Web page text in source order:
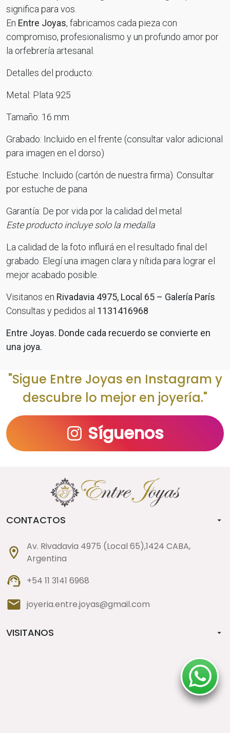
significa para vos.
En Entre Joyas, fabricamos cada pieza con
compromiso, profesionalismo y un profundo amor por
la orfebrería artesanal.
Detalles del producto:
Metal: Plata 925
Tamaño: 16 mm
Grabado: Incluido en el frente (consultar valor adicional
para imagen en el dorso)
Estuche: Incluido (cartón de nuestra firma). Consultar
por estuche de pana
Garantía: De por vida por la calidad del metal
Este producto incluye solo la medalla
La calidad de la foto influirá en el resultado final del
grabado. Elegí una imagen clara y nítida para lograr el
mejor acabado posible.
Visitanos en Rivadavia 4975, Local 65 – Galería París
Consultas y pedidos al 1131416968
Entre Joyas. Donde cada recuerdo se convierte en
una joya.
"Sigue Entre Joyas en Instagram y
descubre lo mejor en joyería."
Síguenos
CONTACTOS
Av. Rivadavia 4975 (Local 65),1424 CABA,
Argentina
+54 11 3141 6968
joyeria.entre.joyas@gmail.com
VISITANOS